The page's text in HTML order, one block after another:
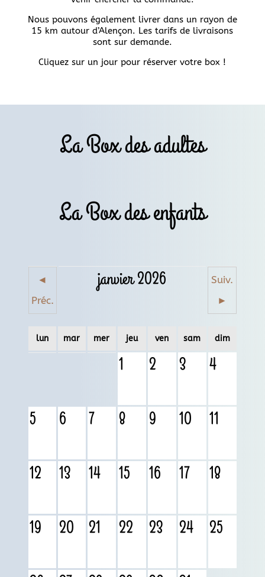
Nous pouvons également livrer dans un rayon de
15 km autour d’Alençon. Les tarifs de livraisons
sont sur demande.
Cliquez sur un jour pour réserver votre box !
La Box des adultes
La Box des enfants
◄
Préc.
janvier 2026
Suiv.
►
lun mar mer jeu ven sam dim
1 2 3 4
5 6 7 8 9 10 11
12 13 14 15 16 17 18
19 20 21 22 23 24 25